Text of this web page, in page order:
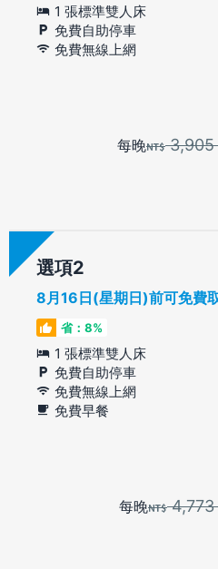
1 張標準雙人床
免費自助停車
免費無線上網
每晚 3,905
選項
8月16日(星期日)前可免費
省：8%
1 張標準雙人床
免費自助停車
免費無線上網
免費早餐
每晚 4,773